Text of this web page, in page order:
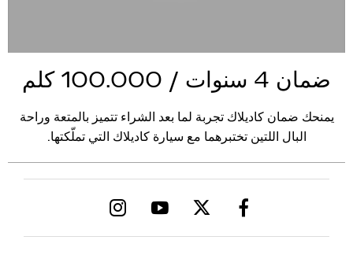
ضمان 4 سنوات / 100.000 كلم
يمنحك ضمان كاديلاك تجربة لما بعد الشراء تتميز بالمتعة وراحة
البال اللتين تختبرهما مع سيارة كاديلاك التي تملّكتها.